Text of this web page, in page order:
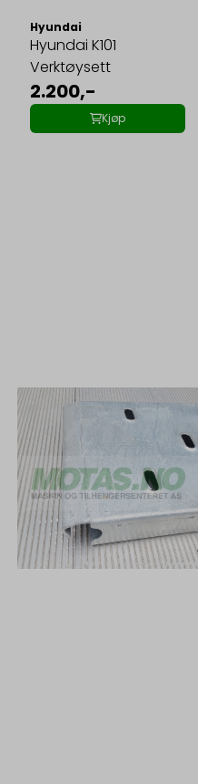
Hyundai
Hyundai K101
Verktøysett
2.200,-
Kjøp